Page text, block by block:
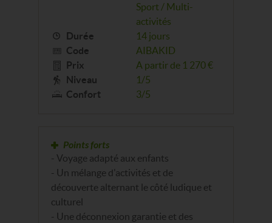
Sport / Multi-
activités
Durée
14 jours
Code
AIBAKID
Prix
A partir de 1 270 €
Niveau
1/5
Confort
3/5
Points forts
- Voyage adapté aux enfants
- Un mélange d'activités et de
découverte alternant le côté ludique et
culturel
- Une déconnexion garantie et des